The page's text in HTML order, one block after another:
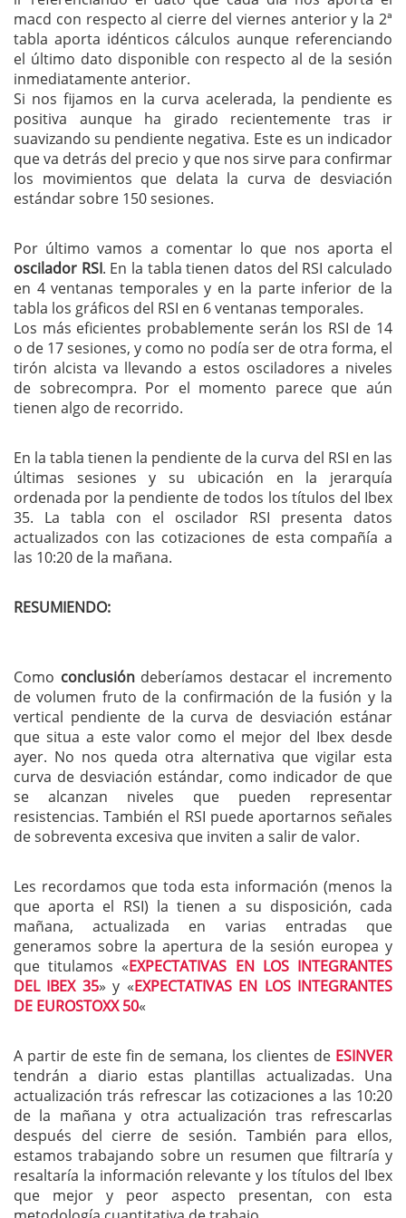
macd con respecto al cierre del viernes anterior y la 2ª
tabla aporta idénticos cálculos aunque referenciando
el último dato disponible con respecto al de la sesión
inmediatamente anterior.
Si nos fijamos en la curva acelerada, la pendiente es
positiva aunque ha girado recientemente tras ir
suavizando su pendiente negativa. Este es un indicador
que va detrás del precio y que nos sirve para confirmar
los movimientos que delata la curva de desviación
estándar sobre 150 sesiones.
Por último vamos a comentar lo que nos aporta el
oscilador RSI. En la tabla tienen datos del RSI calculado
en 4 ventanas temporales y en la parte inferior de la
tabla los gráficos del RSI en 6 ventanas temporales.
Los más eficientes probablemente serán los RSI de 14
o de 17 sesiones, y como no podía ser de otra forma, el
tirón alcista va llevando a estos osciladores a niveles
de sobrecompra. Por el momento parece que aún
tienen algo de recorrido.
En la tabla tienen la pendiente de la curva del RSI en las
últimas sesiones y su ubicación en la jerarquía
ordenada por la pendiente de todos los títulos del Ibex
35. La tabla con el oscilador RSI presenta datos
actualizados con las cotizaciones de esta compañía a
las 10:20 de la mañana.
RESUMIENDO:
Como conclusióndeberíamos destacar el incremento
de volumen fruto de la confirmación de la fusión y la
vertical pendiente de la curva de desviación estánar
que situa a este valor como el mejor del Ibex desde
ayer. No nos queda otra alternativa que vigilar esta
curva de desviación estándar, como indicador de que
se alcanzan niveles que pueden representar
resistencias. También el RSI puede aportarnos señales
de sobreventa excesiva que inviten a salir de valor.
Les recordamos que toda esta información (menos la
que aporta el RSI) la tienen a su disposición, cada
mañana, actualizada en varias entradas que
generamos sobre la apertura de la sesión europea y
que titulamos «EXPECTATIVAS EN LOS INTEGRANTES
DEL IBEX 35» y «EXPECTATIVAS EN LOS INTEGRANTES
DE EUROSTOXX 50«
A partir de este fin de semana, los clientes de ESINVER
tendrán a diario estas plantillas actualizadas. Una
actualización trás refrescar las cotizaciones a las 10:20
de la mañana y otra actualización tras refrescarlas
después del cierre de sesión. También para ellos,
estamos trabajando sobre un resumen que filtraría y
resaltaría la información relevante y los títulos del Ibex
que mejor y peor aspecto presentan, con esta